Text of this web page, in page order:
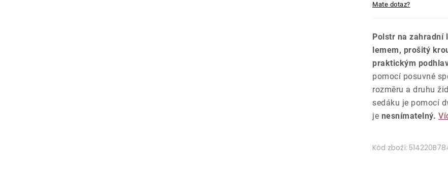
Mate dotaz?
Polstr na zahradní
lemem, prošitý
praktickým
pomocí posuvné
rozměru a druhu
sedáku je pomocí
je nesnímatelný.
Kód zboží: